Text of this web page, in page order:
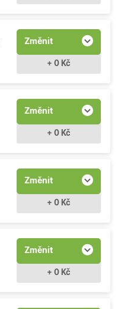
Změnit
+ 0 Kč
Změnit
+ 0 Kč
Změnit
+ 0 Kč
Změnit
+ 0 Kč